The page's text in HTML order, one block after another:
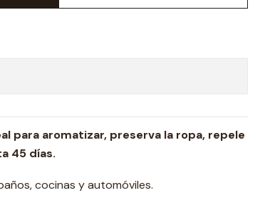
para aromatizar, preserva la ropa, repele
45 días.
cocinas y automóviles.